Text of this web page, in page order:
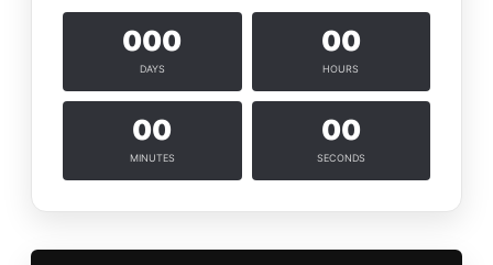
000
DAYS
00
HOURS
00
MINUTES
00
SECONDS